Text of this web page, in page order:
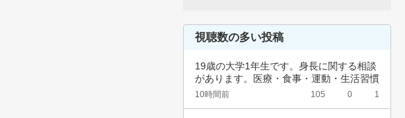
視聴数の多い投稿
19歳の大学1年生です。身長に関する相談
があります。医療・食事・運動・生活習慣
など、…
10時間前 105 0 1